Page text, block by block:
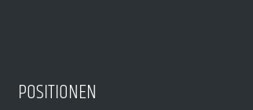
POSITIONEN